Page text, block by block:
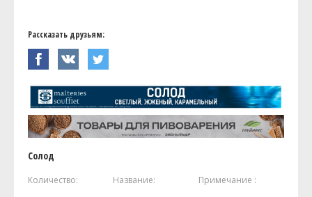
Рассказать друзьям:
Солод
Количество: Название: Примечание :